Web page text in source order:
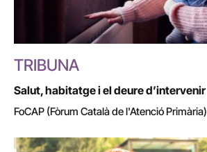
TRIBUNA
Salut, habitatge i el deure d’intervenir
FoCAP (Fòrum Català de l'Atenció Primària)